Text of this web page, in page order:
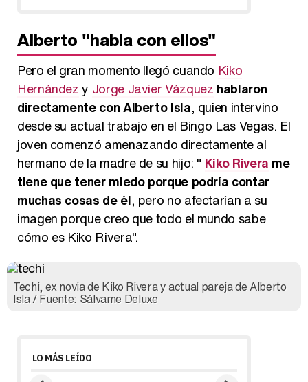
Alberto "habla con ellos"
Pero el gran momento llegó cuando Kiko
Hernándezy Jorge Javier Vázquez hablaron
directamente con Alberto Isla, quien intervino
desde su actual trabajo en el Bingo Las Vegas. El
joven comenzó amenazando directamente al
hermano de la madre de su hijo: " Kiko Rivera me
tiene que tener miedo porque podría contar
muchas cosas de él, pero no afectarían a su
imagen porque creo que todo el mundo sabe
cómo es Kiko Rivera".
Techi, ex novia de Kiko Rivera y actual pareja de Alberto
Isla / Fuente: Sálvame Deluxe
LO MÁS LEÍDO